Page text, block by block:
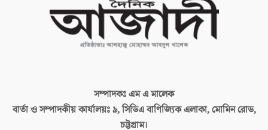
সম্পাদকঃএম এ মালেক
বার্তা ও সম্পাদকীয় কার্যালয়ঃ৯, সিডিএ বাণিজ্যিক এলাকা, মোমিন রোড,
চট্টগ্রাম।